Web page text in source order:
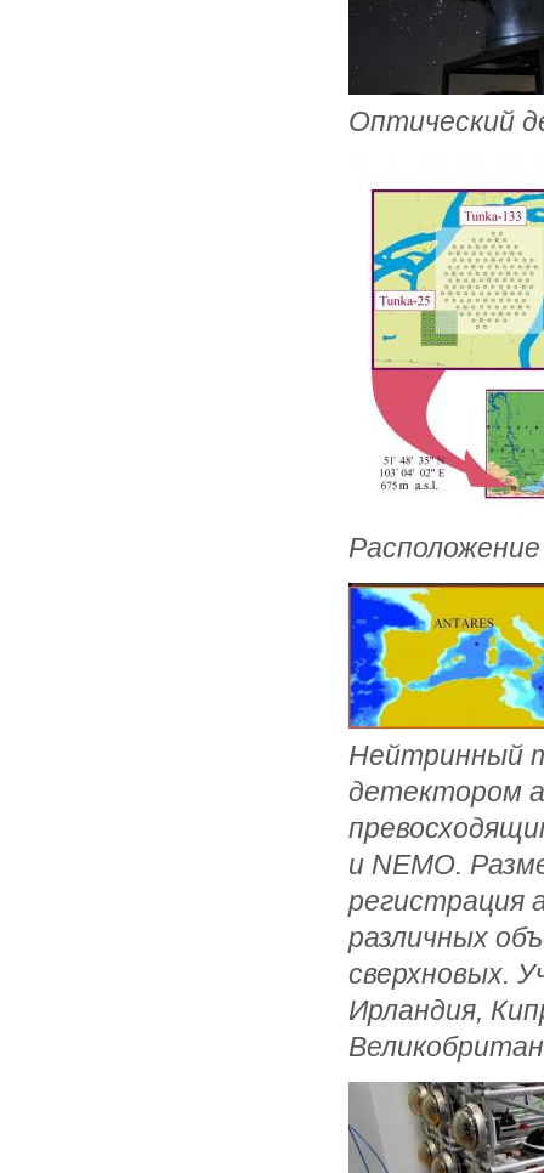
Оптический
Нейтринный
детектором
и NEMO.
регистрация
различных
сверхновых.
Ирландия,